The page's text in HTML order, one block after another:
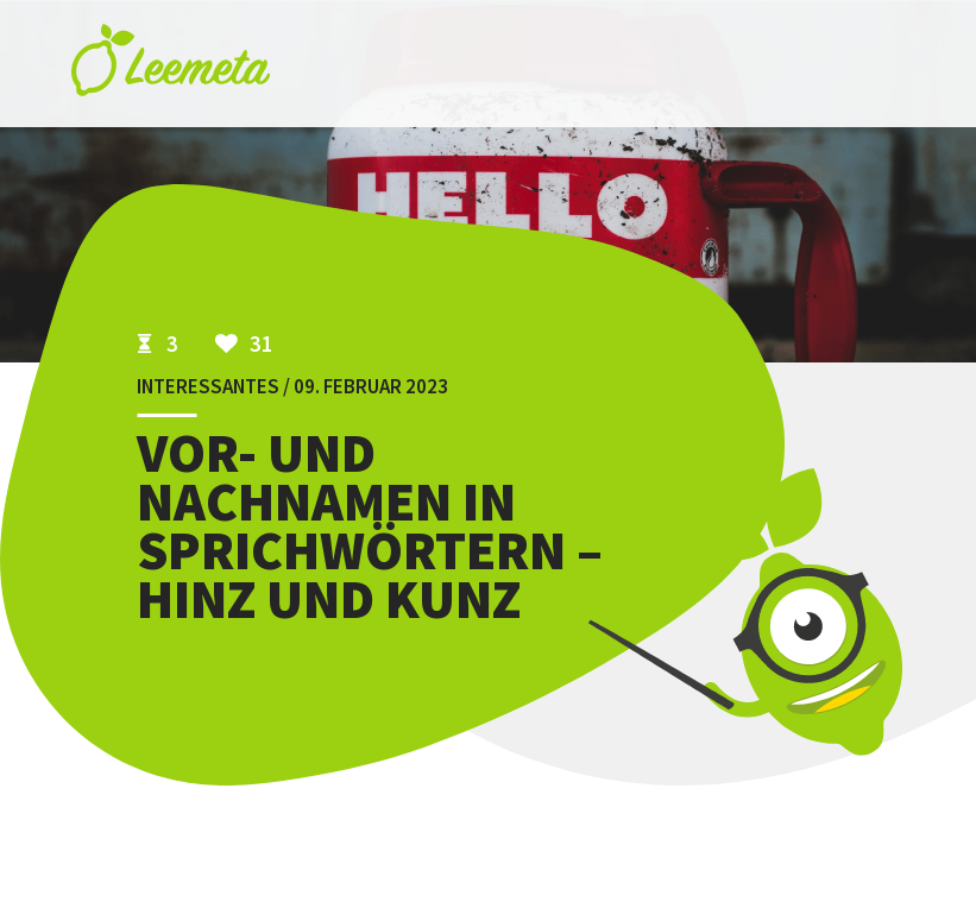
3 31
INTERESSANTES / 09. FEBRUAR 2023
VOR- UND
NACHNAMEN IN
SPRICHWÖRTERN –
HINZ UND KUNZ